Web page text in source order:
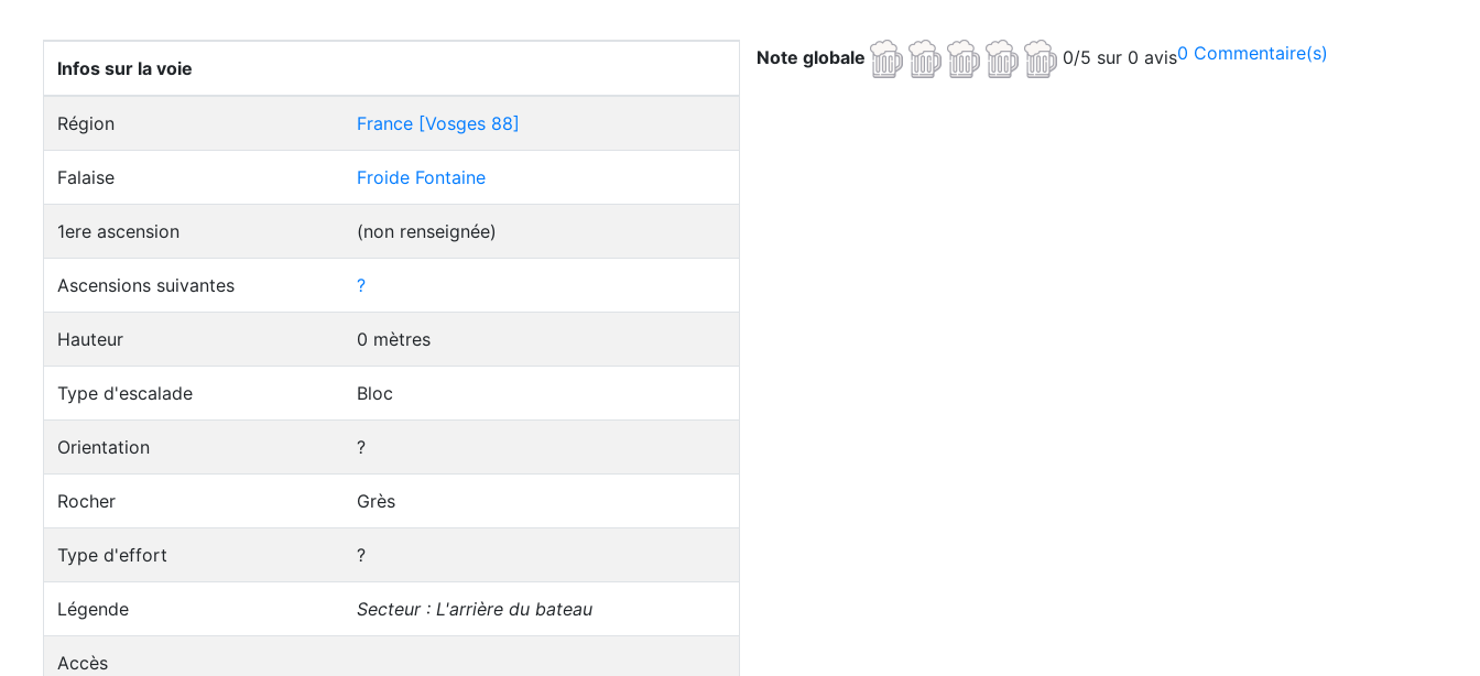
Infos sur la voie
Région France [Vosges 88]
Falaise Froide Fontaine
1ere ascension (non renseignée)
Ascensions suivantes ?
Hauteur 0 mètres
Type d'escalade Bloc
Orientation ?
Rocher Grès
Type d'effort ?
Légende Secteur : L'arrière du bateau
Accès
0 Commentaire(s)
Note globale 0/5 sur 0 avis